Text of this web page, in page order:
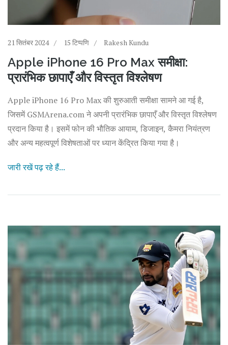
21 सितंबर 2024 15 टिप्पणि Rakesh Kundu
Apple iPhone 16 Pro Max समीक्षा:
प्रारंभिक छापाएँ और विस्तृत विश्लेषण
Apple iPhone 16 Pro Max की शुरुआती समीक्षा सामने आ गई है,
जिसमें GSMArena.com ने अपनी प्रारंभिक छापाएँ और विस्तृत विश्लेषण
प्रदान किया है। इसमें फोन की भौतिक आयाम, डिजाइन, कैमरा नियंत्रण
और अन्य महत्वपूर्ण विशेषताओं पर ध्यान केंद्रित किया गया है।
जारी रखें पढ़ रहे हैं...